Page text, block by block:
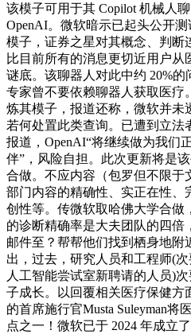
该模子可用于其 Copilot 机械人
OpenAI。微软暗示已起头公开
模子，证券之星对其概念、判断
比目前所有的消息更切近用户
谜底。该聊器人对此中约 20%的
专家曾不要依赖聊器人获取医疗
炼其模子，报道还称，微软并未
若何处置此类查询。已遭到立
报道，OpenAI“将继续做为我们
伴”，风险自担。此次更新将是
合做。不应内容（包罗但不限于
部门内容的精确性、实正在性、
创性等。传微软取哈佛大学合做
的诊断精确率是大夫团队的四倍
邮件至？帮帮他们找到栖身地附
出，过去，研究人员和工程师(
人工智能尝试室新聘请的人员)
子成长。以回覆相关医疗保健方
的首席施行官Musta Suleyman
点之一！微软已于 2024 年成立